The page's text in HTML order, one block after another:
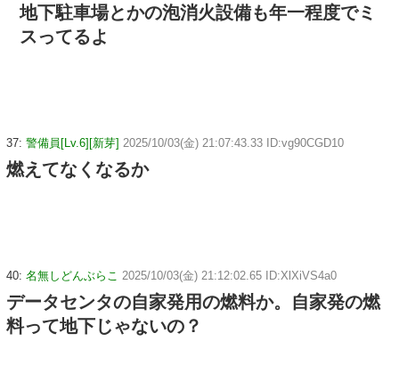
地下駐車場とかの泡消火設備も年一程度でミ
スってるよ
37: 警備員[Lv.6][新芽] 2025/10/03(金) 21:07:43.33 ID:vg90CGD10
燃えてなくなるか
40: 名無しどんぶらこ 2025/10/03(金) 21:12:02.65 ID:XlXiVS4a0
データセンタの自家発用の燃料か。自家発の燃
料って地下じゃないの？